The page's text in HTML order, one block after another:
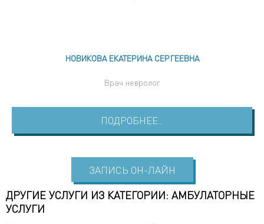
НОВИКОВА ЕКАТЕРИНА СЕРГЕЕВНА
Врач невролог
ПОДРОБНЕЕ...
ЗАПИСЬ ОН-ЛАЙН
ДРУГИЕ УСЛУГИ ИЗ КАТЕГОРИИ: АМБУЛАТОРНЫЕ
УСЛУГИ